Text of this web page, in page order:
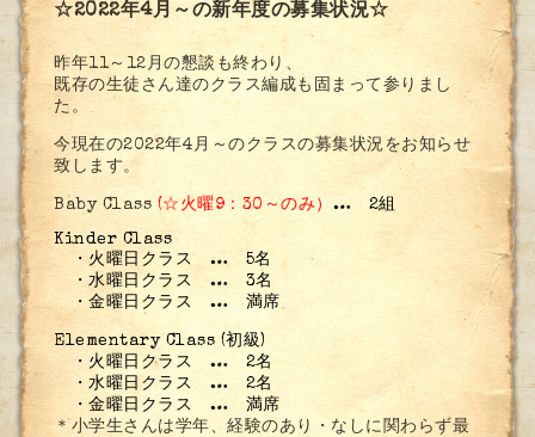
☆2022年4月～の新年度の募集状況☆
昨年11～12月の懇談も終わり、
既存の生徒さん達のクラス編成も固まって参りまし
た。
今現在の2022年4月～のクラスの募集状況をお知らせ
致します。
Baby Class (☆火曜9：30～のみ） … 2組
Kinder Class
・火曜日クラス … 5名
・水曜日クラス … 3名
・金曜日クラス … 満席
Elementary Class (初級)
・火曜日クラス … 2名
・水曜日クラス … 2名
・金曜日クラス … 満席
＊小学生さんは学年、経験のあり・なしに関わらず最